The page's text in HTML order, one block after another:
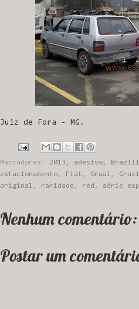
Juiz de Fora - MG.
Marcadores: 2013 , adesivo,
estacionamento, Fiat , Graal ,
original , raridade, red , série
Nenhum comentário:
Postar um